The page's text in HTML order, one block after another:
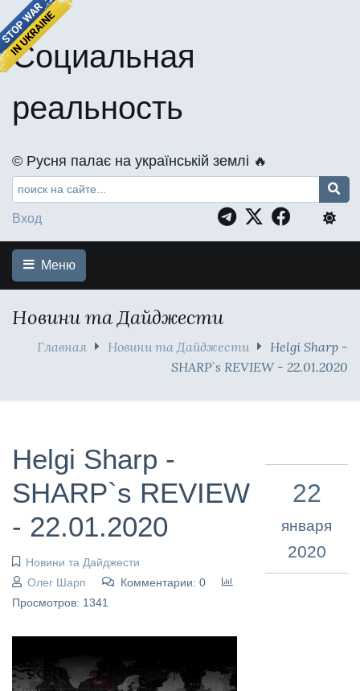
Социальная
реальность
©️ Русня палає на українській землі 🔥
Вход
Меню
Новини та Дайджести
Главная Новини та Дайджести
Helgi Sharp -
SHARP`s REVIEW - 22.01.2020
Helgi Sharp -
SHARP`s REVIEW
- 22.01.2020
Новини та Дайджести
Олег Шарп
Комментарии: 0
Просмотров: 1341
22
января
2020